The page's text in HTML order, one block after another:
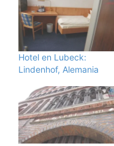
Hotel en Lubeck:
Lindenhof, Alemania